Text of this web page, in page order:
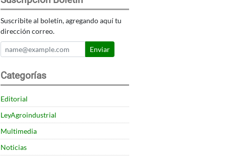
Suscribite al boletín, agregando aquí tu
dirección correo.
Enviar
Categorías
Editorial
LeyAgroindustrial
Multimedia
Noticias